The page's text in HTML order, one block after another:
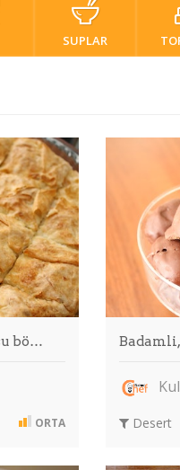
SUPLAR
bö…
ORTA Desert